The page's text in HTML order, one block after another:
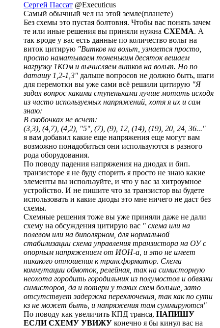
Сергей Пассат @Executicus
Самый обычный чел на этой земле(планете)
Без схемы это пустая болтовня. Чтобы вас понять зачем
те или иные решения вы приняли нужна СХЕМА. А
так вроде у вас есть данные по количество вольт на
виток цитирую "Витков на вольт, узнается просто,
просто наматываем тоненьким десяток вешаем
нагрузку 1КОм и вычисляем витков на вольт. Но по
даташу 1,2-1,3" дальше вопросов не должно быть, шаги
для перемотки вы уже сами всё решили цитирую "Я
задал вопрос какими ступеньками лучше мотать исходя
из часто используемых напряжений, хотя я их и сам
знаю:
В скобочках не всчет:
(3,3), (4,7), (4,2), "5", (7), (9), 12, (14), (19), 20, 24, 36..."
я вам добавил какие еще напряжения еще могут вам
возможно понадобиться они используются в разного
рода оборудования.
По поводу падения напряжения на диодах и бип.
транзисторе я не буду спорить я просто не знаю какие
элементы вы используйте, и что у вас за хитроумное
устройство. И не пишите что за транзистор вы будете
использовать и какие диоды это мне ничего не даст без
схемы.
Схемные решения тоже вы уже приняли даже не дали
схему на обсуждения цитирую вас " схема или на
полевом или на биполярном, для нормальной
стабилизации схема управления транзистора на ОУ с
опорным напряжением от ИОН-а, и это не имеет
никакого отношения к трансформатор. Схема
коммутации обмоток, релейная, так на симисторную
неохота городить городильник из полумостов и обвязки
симисторов, да и потери у таких схем больше, зато
отсутствует задержка переключения, так как по сути
кз не может быть, и напряжения там суммируются"
По поводу как увеличить КПД транса, НАПИШУ
ЕСЛИ СХЕМУ УВИЖУ конечно я бы кинул вас на